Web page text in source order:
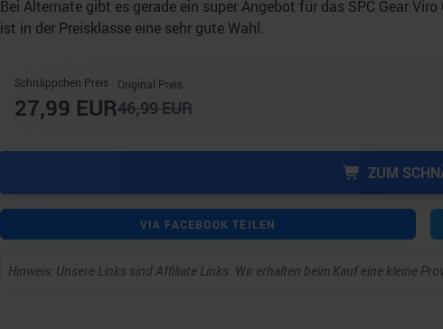
Bei Alternate gibt es gerade ein super Angebot für das SPC Gear
ist in der Preisklasse eine sehr gute Wahl.
Schnäppchen Preis
27,99 EUR
Original Preis
46,99EUR
ZUM
VIA FACEBOOK TEILEN
Hinweis: Unsere Links sind Affiliate Links. Wir erhalten beim Kauf eine kleine